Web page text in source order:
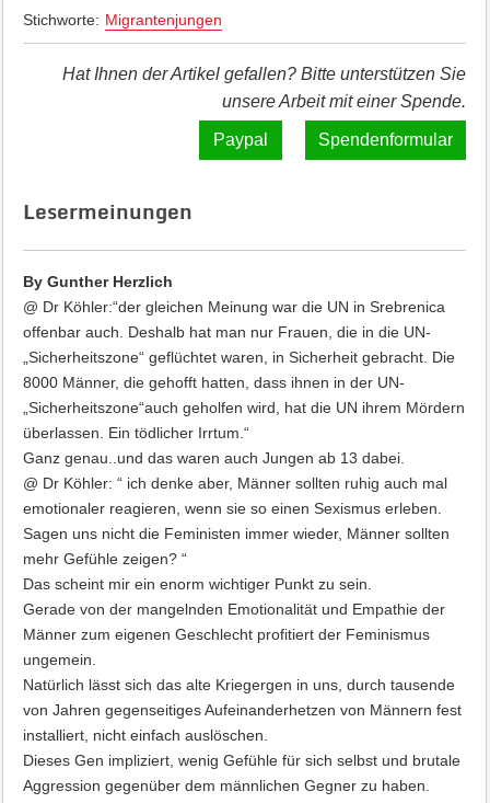
Stichworte: Migrantenjungen
Hat Ihnen der Artikel gefallen? Bitte unterstützen Sie
unsere Arbeit mit einer Spende.
Spendenformular
Lesermeinungen
By Gunther Herzlich
@ Dr Köhler:“der gleichen Meinung war die UN in Srebrenica
offenbar auch. Deshalb hat man nur Frauen, die in die UN-
„Sicherheitszone“ geflüchtet waren, in Sicherheit gebracht. Die
8000 Männer, die gehofft hatten, dass ihnen in der UN-
„Sicherheitszone“auch geholfen wird, hat die UN ihrem Mördern
überlassen. Ein tödlicher Irrtum.“
Ganz genau..und das waren auch Jungen ab 13 dabei.
@ Dr Köhler: “ ich denke aber, Männer sollten ruhig auch mal
emotionaler reagieren, wenn sie so einen Sexismus erleben.
Sagen uns nicht die Feministen immer wieder, Männer sollten
mehr Gefühle zeigen? “
Das scheint mir ein enorm wichtiger Punkt zu sein.
Gerade von der mangelnden Emotionalität und Empathie der
Männer zum eigenen Geschlecht profitiert der Feminismus
ungemein.
Natürlich lässt sich das alte Kriegergen in uns, durch tausende
von Jahren gegenseitiges Aufeinanderhetzen von Männern fest
installiert, nicht einfach auslöschen.
Dieses Gen impliziert, wenig Gefühle für sich selbst und brutale
Aggression gegenüber dem männlichen Gegner zu haben.